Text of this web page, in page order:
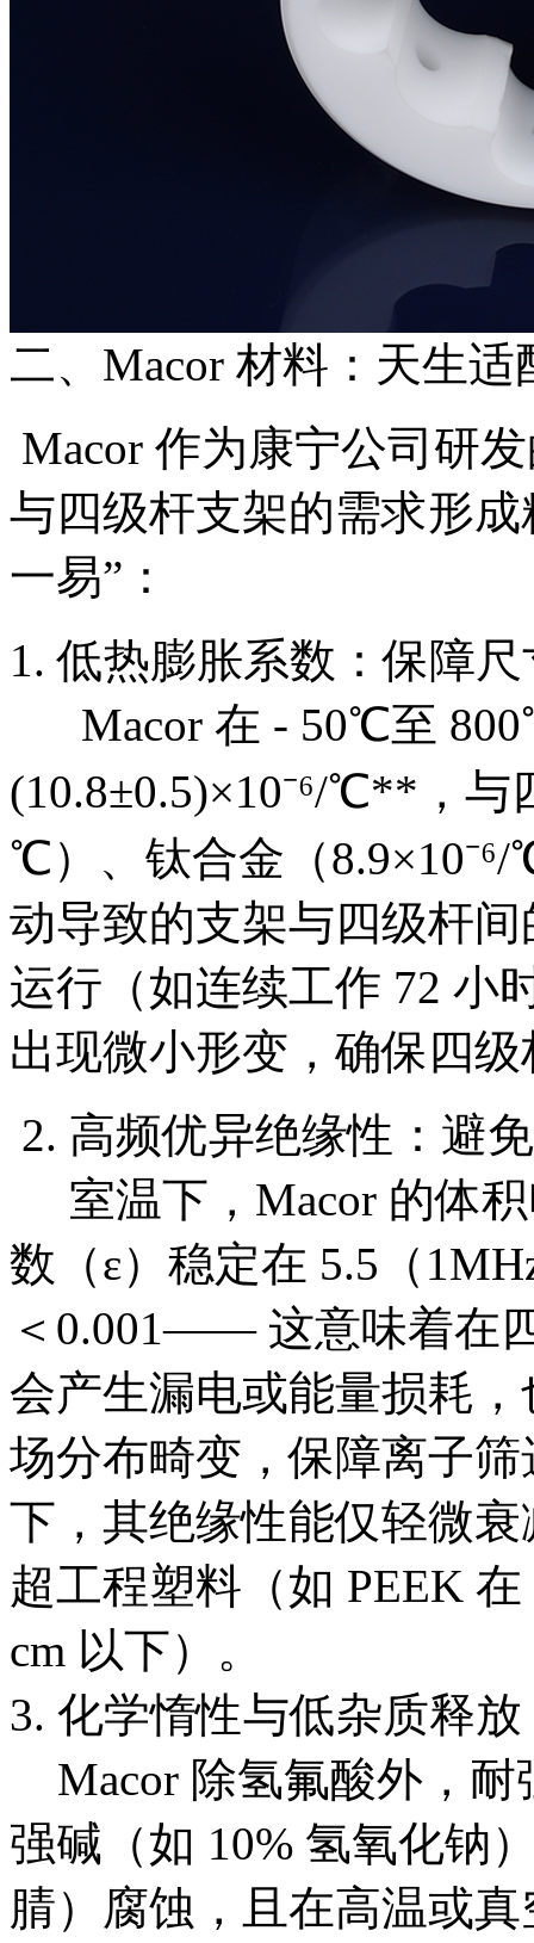
二、Macor 材料：天生
Macor 作为康宁公司研
与四级杆支架的需求形
一易”：​
1. 低热膨胀系数：保障
Macor 在 - 50℃至
(10.8±0.5)×10⁻⁶/℃**，与
℃）、钛合金（
动导致的支架与四级杆
运行（如连续工作 72 小
出现微小形变，确保四
2. 高频优异绝缘性：避
室温下，Macor 的体积
数（ε）稳定在 5.5（
＜0.001—— 这意味着在
会产生漏电或能量损耗
场分布畸变，保障离子
下，其绝缘性能仅轻微衰
超工程塑料（如 PEEK
cm 以下）。​
3. 化学惰性与低杂质释
Macor 除氢氟酸外，耐
强碱（如 10% 氢氧化钠
腈）腐蚀，且在高温或